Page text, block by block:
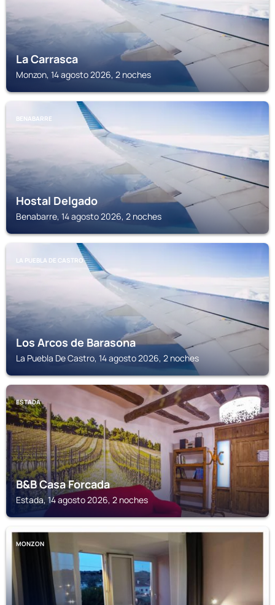
La Carrasca
Monzon, 14 agosto 2026, 2 noches
BENABARRE
Hostal Delgado
Benabarre, 14 agosto 2026, 2 noches
LA PUEBLA DE CASTRO
Los Arcos de Barasona
La Puebla De Castro, 14 agosto 2026, 2 noches
ESTADA
B&B Casa Forcada
Estada, 14 agosto 2026, 2 noches
MONZON